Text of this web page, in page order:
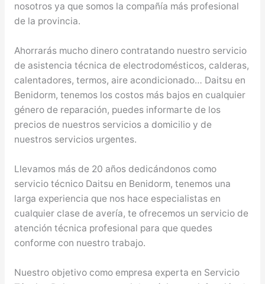
nosotros ya que somos la compañía más profesional
de la provincia.
Ahorrarás mucho dinero contratando nuestro servicio
de asistencia técnica de electrodomésticos, calderas,
calentadores, termos, aire acondicionado… Daitsu en
Benidorm, tenemos los costos más bajos en cualquier
género de reparación, puedes informarte de los
precios de nuestros servicios a domicilio y de
nuestros servicios urgentes.
Llevamos más de 20 años dedicándonos como
servicio técnico Daitsu en Benidorm, tenemos una
larga experiencia que nos hace especialistas en
cualquier clase de avería, te ofrecemos un servicio de
atención técnica profesional para que quedes
conforme con nuestro trabajo.
Nuestro objetivo como empresa experta en Servicio